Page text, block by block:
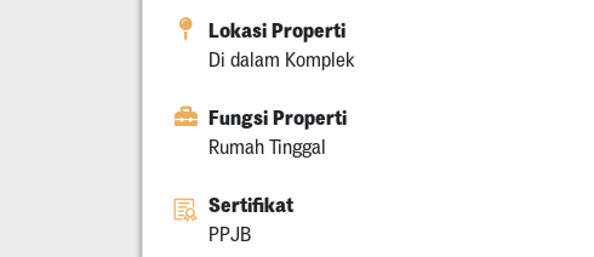
Lokasi Properti
Di dalam Komplek
Fungsi Properti
Rumah Tinggal
Sertifikat
PPJB